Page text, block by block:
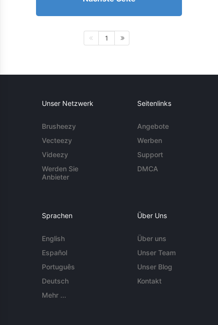
1
Unser Netzwerk
Brusheezy
Vecteezy
Videezy
Werden Sie
Anbieter
Seitenlinks
Angebote
Werben
Support
DMCA
Sprachen
English
Español
Português
Deutsch
Mehr ...
Über Uns
Über uns
Unser Team
Unser Blog
Kontakt